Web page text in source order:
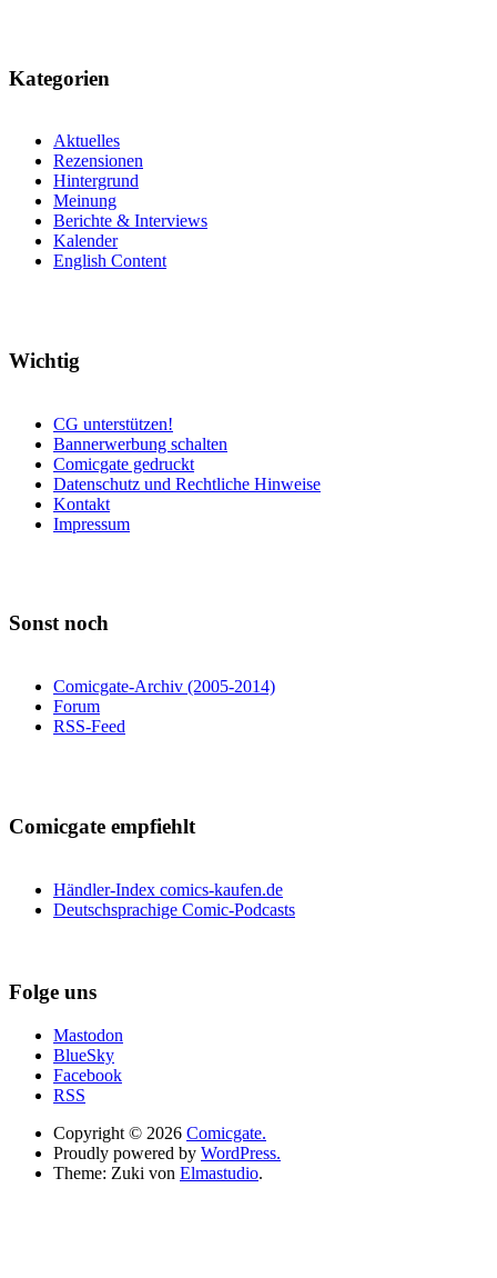
Kategorien
Aktuelles
Rezensionen
Hintergrund
Meinung
Berichte & Interviews
Kalender
English Content
Wichtig
CG unterstützen!
Bannerwerbung schalten
Comicgate gedruckt
Datenschutz und Rechtliche Hinweise
Kontakt
Impressum
Sonst noch
Comicgate-Archiv (2005-2014)
Forum
RSS-Feed
Comicgate empfiehlt
Händler-Index comics-kaufen.de
Deutschsprachige Comic-Podcasts
Folge uns
Mastodon
BlueSky
Facebook
RSS
Copyright © 2026 Comicgate.
Proudly powered by WordPress.
Theme: Zuki von Elmastudio.